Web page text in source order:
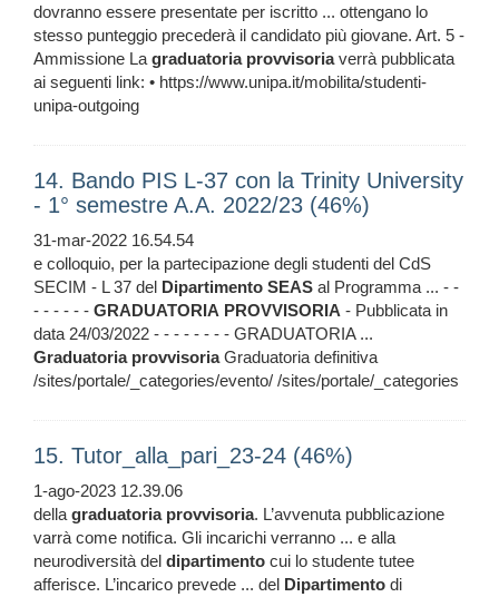
dovranno essere presentate per iscritto ... ottengano lo
stesso punteggio precederà il candidato più giovane. Art. 5 -
Ammissione Lagraduatoria provvisoriaverrà pubblicata
ai seguenti link: • https://www.unipa.it/mobilita/studenti-
unipa-outgoing
14. Bando PIS L-37 con la Trinity University
- 1° semestre A.A. 2022/23 (46%)
31-mar-2022 16.54.54
e colloquio, per la partecipazione degli studenti del CdS
SECIM - L 37 del Dipartimento SEAS al Programma ... - -
- - - - - - GRADUATORIA PROVVISORIA - Pubblicata in
data 24/03/2022 - - - - - - - - GRADUATORIA ...
Graduatoria provvisoriaGraduatoria definitiva
/sites/portale/_categories/evento/ /sites/portale/_categories
15. Tutor_alla_pari_23-24 (46%)
1-ago-2023 12.39.06
dellagraduatoria provvisoria. L’avvenuta pubblicazione
varrà come notifica. Gli incarichi verranno ... e alla
neurodiversità del dipartimento cui lo studente tutee
afferisce. L’incarico prevede ... del Dipartimento di